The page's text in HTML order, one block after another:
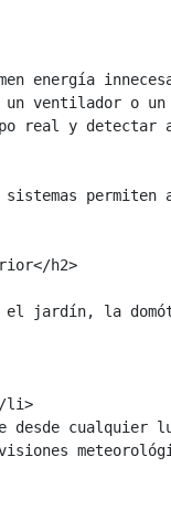
permiten
h2>
el jardín, la